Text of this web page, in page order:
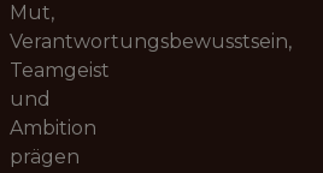
Mut,
Verantwortungsbewusstsein,
Teamgeist
und
Ambition
prägen